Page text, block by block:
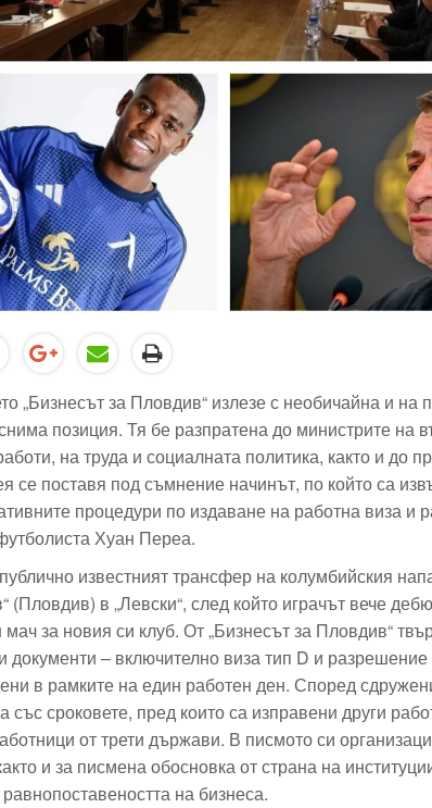
„Бизнесът за Пловдив“ излезе с необичайна и на
позиция. Тя бе разпратена до министрите на
на труда и социалната политика, както и до
се поставя под съмнение начинът, по който са
процедури по издаване на работна виза и
Хуан Переа.
известният трансфер на колумбийския
(Пловдив) в „Левски“, след който играчът вече
за новия си клуб. От „Бизнесът за Пловдив“
документи – включително виза тип D и разрешение
в рамките на един работен ден. Според
със сроковете, пред които са изправени други
от трети държави. В писмото си
и за писмена обосновка от страна на
на бизнеса.